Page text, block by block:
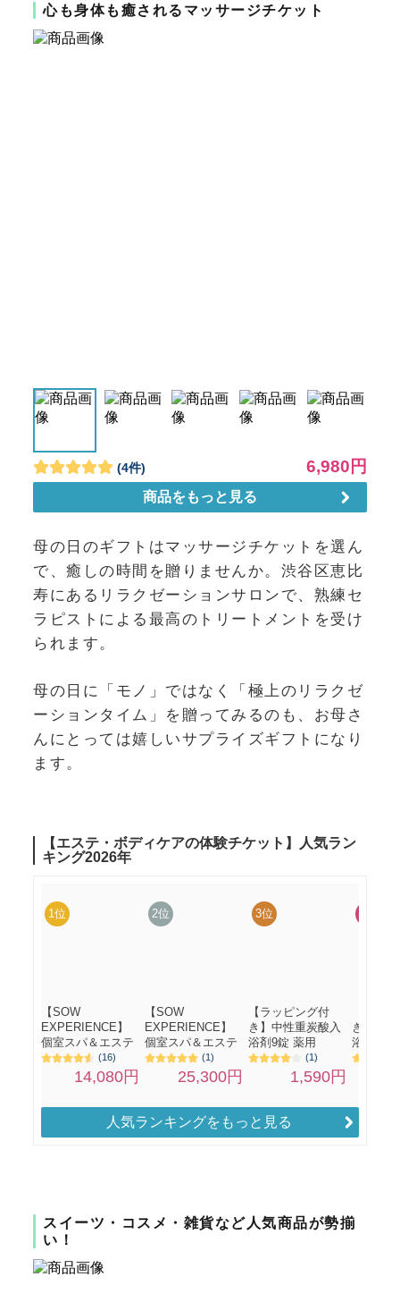
心も身体も癒されるマッサージチケット
母の日のギフトはマッサージチケットを選ん
で、癒しの時間を贈りませんか。渋谷区恵比
寿にあるリラクゼーションサロンで、熟練セ
ラピストによる最高のトリートメントを受け
られます。
母の日に「モノ」ではなく「極上のリラクゼ
ーションタイム」を贈ってみるのも、お母さ
んにとっては嬉しいサプライズギフトになり
ます。
人気ランキングをもっと見る
スイーツ・コスメ・雑貨など人気商品が勢揃
い！